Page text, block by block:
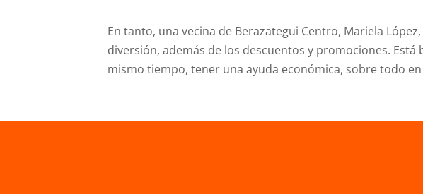
En tanto, una vecina de Berazategui Centro, Mariela
diversión, además de los descuentos y promociones.
mismo tiempo, tener una ayuda económica, sobre todo